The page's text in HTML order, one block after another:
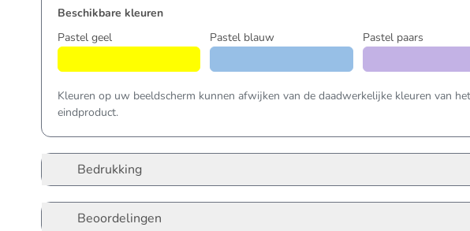
Beschikbare kleuren
Pastel geel
Pastel blauw Pastel paars
Kleuren op uw beeldscherm kunnen afwijken van de daadwerkelijke kleuren van het
eindproduct.
Bedrukking
Beoordelingen